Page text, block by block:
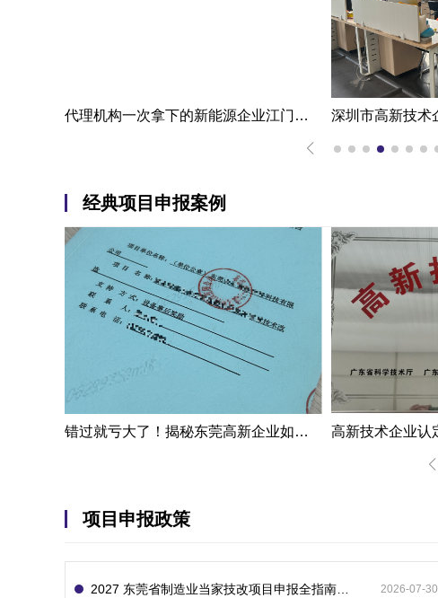
代理机构一次拿下的新能源企业江门高新技术企业认定申报案例
经典项目申报案例
错过就亏大了！揭秘东莞高新企业如何轻松拿下省级技术改造项目300万补贴
项目申报政策
2026-07-30